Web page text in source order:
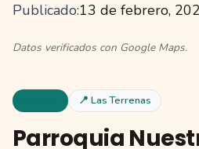
Publicado:13 de febrero,
Datos verificados con Google Maps.
📍 Las Terrenas
Parroquia